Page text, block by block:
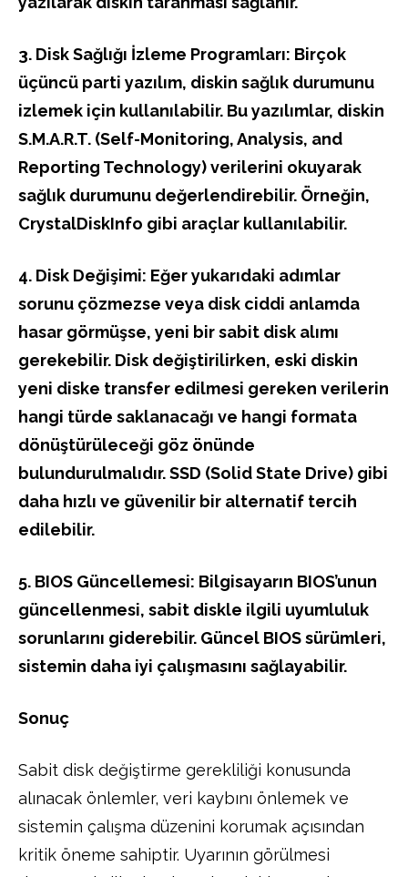
3. Disk Sağlığı İzleme Programları: Birçok
üçüncü parti yazılım, diskin sağlık durumunu
izlemek için kullanılabilir. Bu yazılımlar, diskin
S.M.A.R.T. (Self-Monitoring, Analysis, and
Reporting Technology) verilerini okuyarak
sağlık durumunu değerlendirebilir. Örneğin,
CrystalDiskInfo gibi araçlar kullanılabilir.
4. Disk Değişimi: Eğer yukarıdaki adımlar
sorunu çözmezse veya disk ciddi anlamda
hasar görmüşse, yeni bir sabit disk alımı
gerekebilir. Disk değiştirilirken, eski diskin
yeni diske transfer edilmesi gereken verilerin
hangi türde saklanacağı ve hangi formata
dönüştürüleceği göz önünde
bulundurulmalıdır. SSD (Solid State Drive) gibi
daha hızlı ve güvenilir bir alternatif tercih
edilebilir.
5. BIOS Güncellemesi: Bilgisayarın BIOS’unun
güncellenmesi, sabit diskle ilgili uyumluluk
sorunlarını giderebilir. Güncel BIOS sürümleri,
sistemin daha iyi çalışmasını sağlayabilir.
Sonuç
Sabit disk değiştirme gerekliliği konusunda
alınacak önlemler, veri kaybını önlemek ve
sistemin çalışma düzenini korumak açısından
kritik öneme sahiptir. Uyarının görülmesi